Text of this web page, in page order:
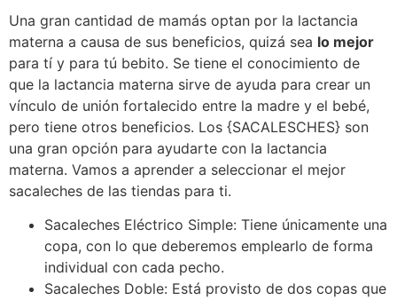
Una gran cantidad de mamás optan por la lactancia
materna a causa de sus beneficios, quizá sea lo mejor
para tí y para tú bebito. Se tiene el conocimiento de
que la lactancia materna sirve de ayuda para crear un
vínculo de unión fortalecido entre la madre y el bebé,
pero tiene otros beneficios. Los {SACALESCHES} son
una gran opción para ayudarte con la lactancia
materna. Vamos a aprender a seleccionar el mejor
sacaleches de las tiendas para ti.
Sacaleches Eléctrico Simple: Tiene únicamente una
copa, con lo que deberemos emplearlo de forma
individual con cada pecho.
Sacaleches Doble: Está provisto de dos copas que